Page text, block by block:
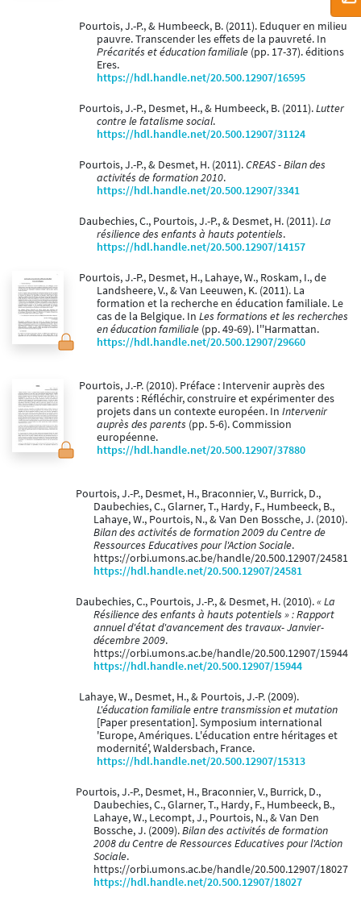
Pourtois, J.-P., & Humbeeck, B. (2011). Eduquer en milieu
pauvre. Transcender les effets de la pauvreté. In
Précarités et éducation familiale (pp. 17-37). éditions
Eres.
https://hdl.handle.net/20.500.12907/16595
Pourtois, J.-P., Desmet, H., & Humbeeck, B. (2011).Lutter
contre le fatalisme social.
https://hdl.handle.net/20.500.12907/31124
Pourtois, J.-P., & Desmet, H. (2011).CREAS - Bilan des
activités de formation 2010.
https://hdl.handle.net/20.500.12907/3341
Daubechies, C., Pourtois, J.-P., & Desmet, H. (2011).La
résilience des enfants à hauts potentiels.
https://hdl.handle.net/20.500.12907/14157
Pourtois, J.-P., Desmet, H., Lahaye, W., Roskam, I., de
Landsheere, V., & Van Leeuwen, K. (2011). La
formation et la recherche en éducation familiale. Le
cas de la Belgique. In Les formations et les recherches
en éducation familiale (pp. 49-69). l''Harmattan.
https://hdl.handle.net/20.500.12907/29660
Pourtois, J.-P. (2010). Préface : Intervenir auprès des
parents : Réfléchir, construire et expérimenter des
projets dans un contexte européen. In Intervenir
auprès des parents (pp. 5-6). Commission
européenne.
https://hdl.handle.net/20.500.12907/37880
Pourtois, J.-P., Desmet, H., Braconnier, V., Burrick, D.,
Daubechies, C., Glarner, T., Hardy, F., Humbeeck, B.,
Lahaye, W., Pourtois, N., & Van Den Bossche, J. (2010).
Bilan des activités de formation 2009 du Centre de
Ressources Educatives pour l'Action Sociale.
https://orbi.umons.ac.be/handle/20.500.12907/24581
https://hdl.handle.net/20.500.12907/24581
Daubechies, C., Pourtois, J.-P., & Desmet, H. (2010).« La
Résilience des enfants à hauts potentiels » : Rapport
annuel d'état d'avancement des travaux- Janvier-
décembre 2009.
https://orbi.umons.ac.be/handle/20.500.12907/15944
https://hdl.handle.net/20.500.12907/15944
Lahaye, W., Desmet, H., & Pourtois, J.-P. (2009).
L'éducation familiale entre transmission et mutation
[Paper presentation]. Symposium international
'Europe, Amériques. L'éducation entre héritages et
modernité', Waldersbach, France.
https://hdl.handle.net/20.500.12907/15313
Pourtois, J.-P., Desmet, H., Braconnier, V., Burrick, D.,
Daubechies, C., Glarner, T., Hardy, F., Humbeeck, B.,
Lahaye, W., Lecompt, J., Pourtois, N., & Van Den
Bossche, J. (2009).Bilan des activités de formation
2008 du Centre de Ressources Educatives pour l'Action
Sociale.
https://orbi.umons.ac.be/handle/20.500.12907/18027
https://hdl.handle.net/20.500.12907/18027